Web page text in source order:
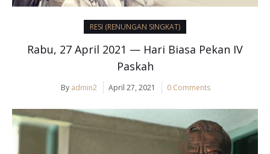
RESI (RENUNGAN SINGKAT)
Rabu, 27 April 2021 — Hari Biasa Pekan IV
Paskah
By admin2 April 27, 2021 0 Comments